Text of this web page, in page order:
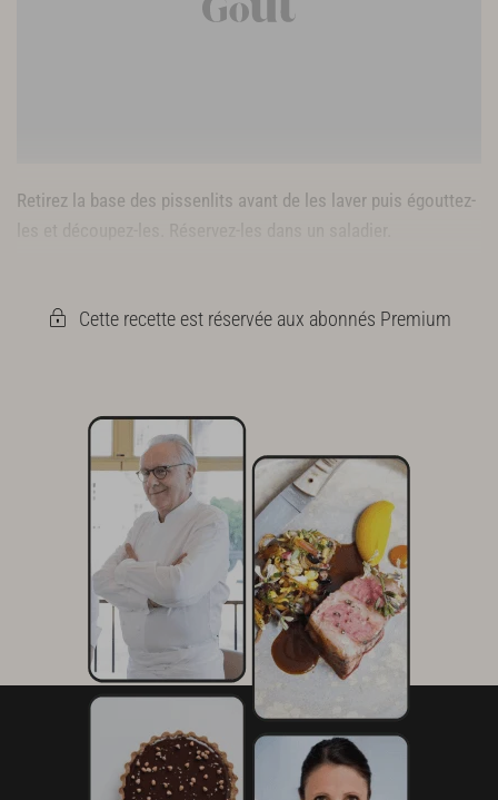
Retirez la base des pissenlits avant de les laver puis égouttez-
Cette recette est réservée aux abonnés Premium